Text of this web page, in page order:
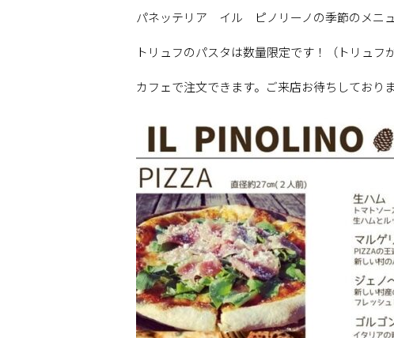
パネッテリア イル ピノリーノの季節のメニュ
トリュフのパスタは数量限定です！（トリュフ
カフェで注文できます。ご来店お待ちしており